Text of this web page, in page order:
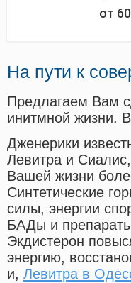
от
На пути к
Предлагаем Вам
инитмной жизни.
Дженерики
Левитра и
Вашей жизни
Синтетические
силы, энергии
БАДы и
Экдистерон
энергию,
и, Левитра в